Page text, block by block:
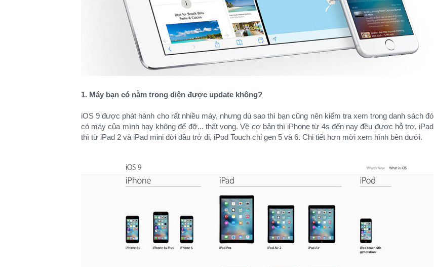
1. Máy bạn có nằm trong diện được update không?
iOS 9 được phát hành cho rất nhiều máy, nhưng dù sao thì bạn cũng nên kiểm tra xem trong danh sách đó
có máy của mình hay không để đỡ... thất vọng. Về cơ bản thì iPhone từ 4s đến nay đều được hỗ trợ, iPad
thì từ iPad 2 và iPad mini đời đầu trở đi, iPod Touch chỉ gen 5 và 6. Chi tiết hơn mời xem hình bên dưới.